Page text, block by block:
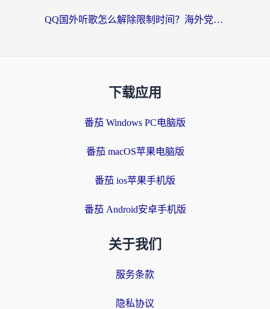
QQ国外听歌怎么解除限制时间？海外党亲测有效的回国加速方案
下载应用
番茄 Windows PC电脑版
番茄 macOS苹果电脑版
番茄 ios苹果手机版
番茄 Android安卓手机版
关于我们
服务条款
隐私协议